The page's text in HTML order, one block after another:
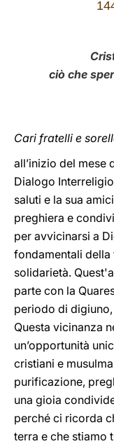
ciò che
Cari fratelli e
all’inizio del mese
Dialogo
saluti e la sua
preghiera e
per avvicinarsi a
fondamentali della
solidarietà.
parte con la
periodo di
Questa vicinanza
un’opportunità
cristiani e
purificazione,
una gioia
perché ci ricorda
terra e che stiamo